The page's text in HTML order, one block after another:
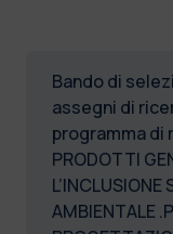
Bando di
assegni di
programma di
PRODOTTI
L’INCLUSIONE
AMBIENTALE